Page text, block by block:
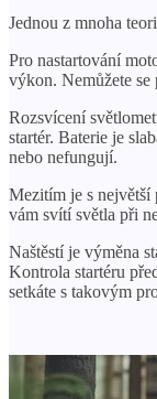
Jednou z mnoha
Pro nastartování
výkon. Nemůžete
Rozsvícení
startér. Baterie je
nebo nefungují.
Mezitím je s největší
vám svítí světla při
Naštěstí je výměna
Kontrola startéru
setkáte s takovým